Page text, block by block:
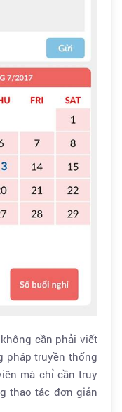
cần phải viết
pháp truyền thống
mà chỉ cần truy
thao tác đơn giản